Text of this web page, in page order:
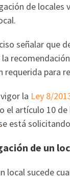
de
señalar que
requerida para
la Ley 8/
el artículo 10 de
está
de un
local sucede